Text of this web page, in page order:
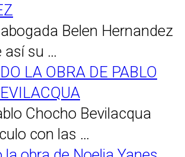
Belen Hernandez
así su …
LA OBRA DE PABLO
Chocho Bevilacqua
con las …